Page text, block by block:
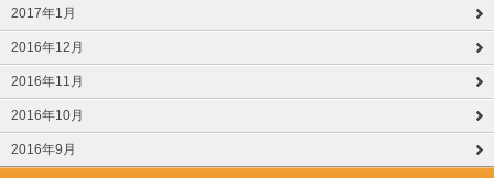
2017年1月
2016年12月
2016年11月
2016年10月
2016年9月